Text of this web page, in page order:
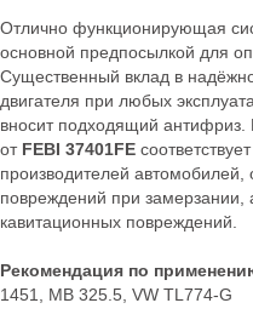
Отлично функционирующая
основной предпосылкой для
Существенный вклад в
двигателя при любых
вносит подходящий
от FEBI 37401FE
производителей
повреждений при замерзании,
кавитационных повреждений.
Рекомендация по
1451, MB 325.5, VW TL774-G